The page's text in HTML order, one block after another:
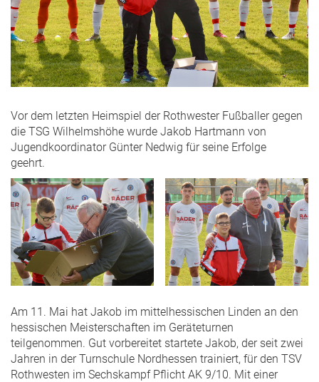
Vor dem letzten Heimspiel der Rothwester Fußballer gegen
die TSG Wilhelmshöhe wurde Jakob Hartmann von
Jugendkoordinator Günter Nedwig für seine Erfolge
geehrt.
Am 11. Mai hat Jakob im mittelhessischen Linden an den
hessischen Meisterschaften im Geräteturnen
teilgenommen. Gut vorbereitet startete Jakob, der seit zwei
Jahren in der Turnschule Nordhessen trainiert, für den TSV
Rothwesten im Sechskampf Pflicht AK 9/10. Mit einer